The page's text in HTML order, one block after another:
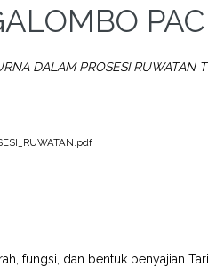
DALAM PROSESI RUWATAN
fungsi, dan bentuk penyajian